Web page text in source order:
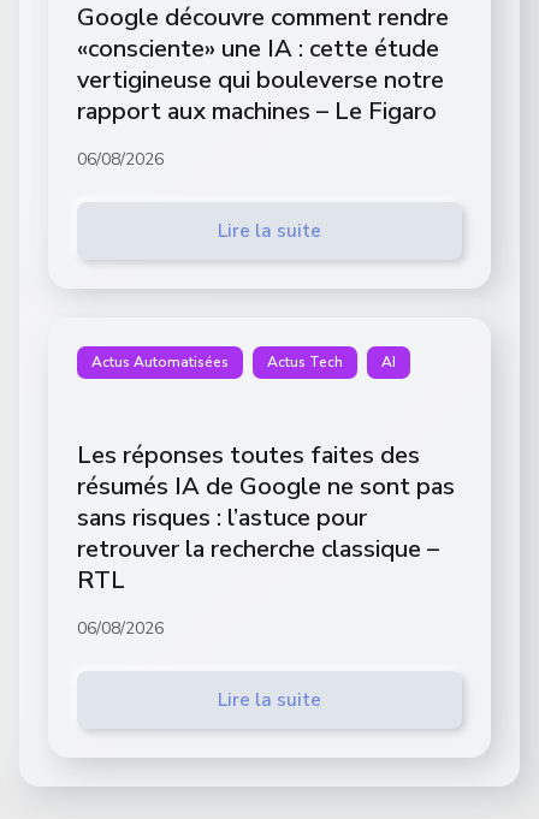
Google découvre comment rendre
«consciente» une IA : cette étude
vertigineuse qui bouleverse notre
rapport aux machines – Le Figaro
06/08/2026
Lire la suite
Actus Automatisées Actus Tech AI
Les réponses toutes faites des
résumés IA de Google ne sont pas
sans risques : l’astuce pour
retrouver la recherche classique –
RTL
06/08/2026
Lire la suite